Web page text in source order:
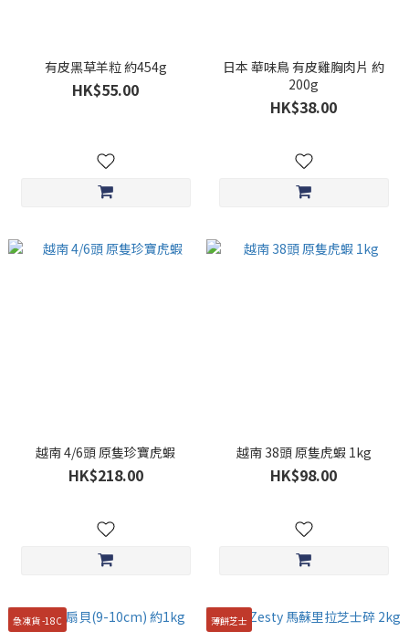
有皮黑草羊粒 約454g
HK$55.00
日本 華味鳥 有皮雞胸肉片 約
200g
HK$38.00
越南 4/6頭 原隻珍寶虎蝦
HK$218.00
越南 38頭 原隻虎蝦 1kg
HK$98.00
急凍貨 -18C 薄餅芝士